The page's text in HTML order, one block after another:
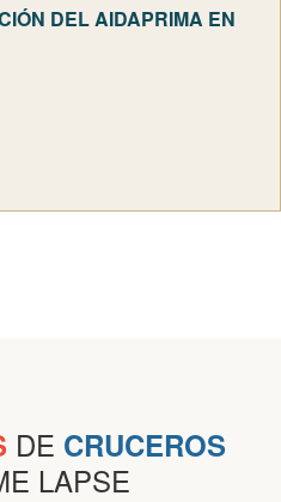
DEL AIDAPRIMA EN
DE CRUCEROS
LAPSE